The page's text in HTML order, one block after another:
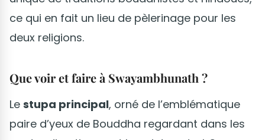
ce qui en fait un lieu de pèlerinage pour les
deux religions.
Que voir et faire à Swayambhunath ?
Le stupa principal, orné de l’emblématique
paire d’yeux de Bouddha regardant dans les